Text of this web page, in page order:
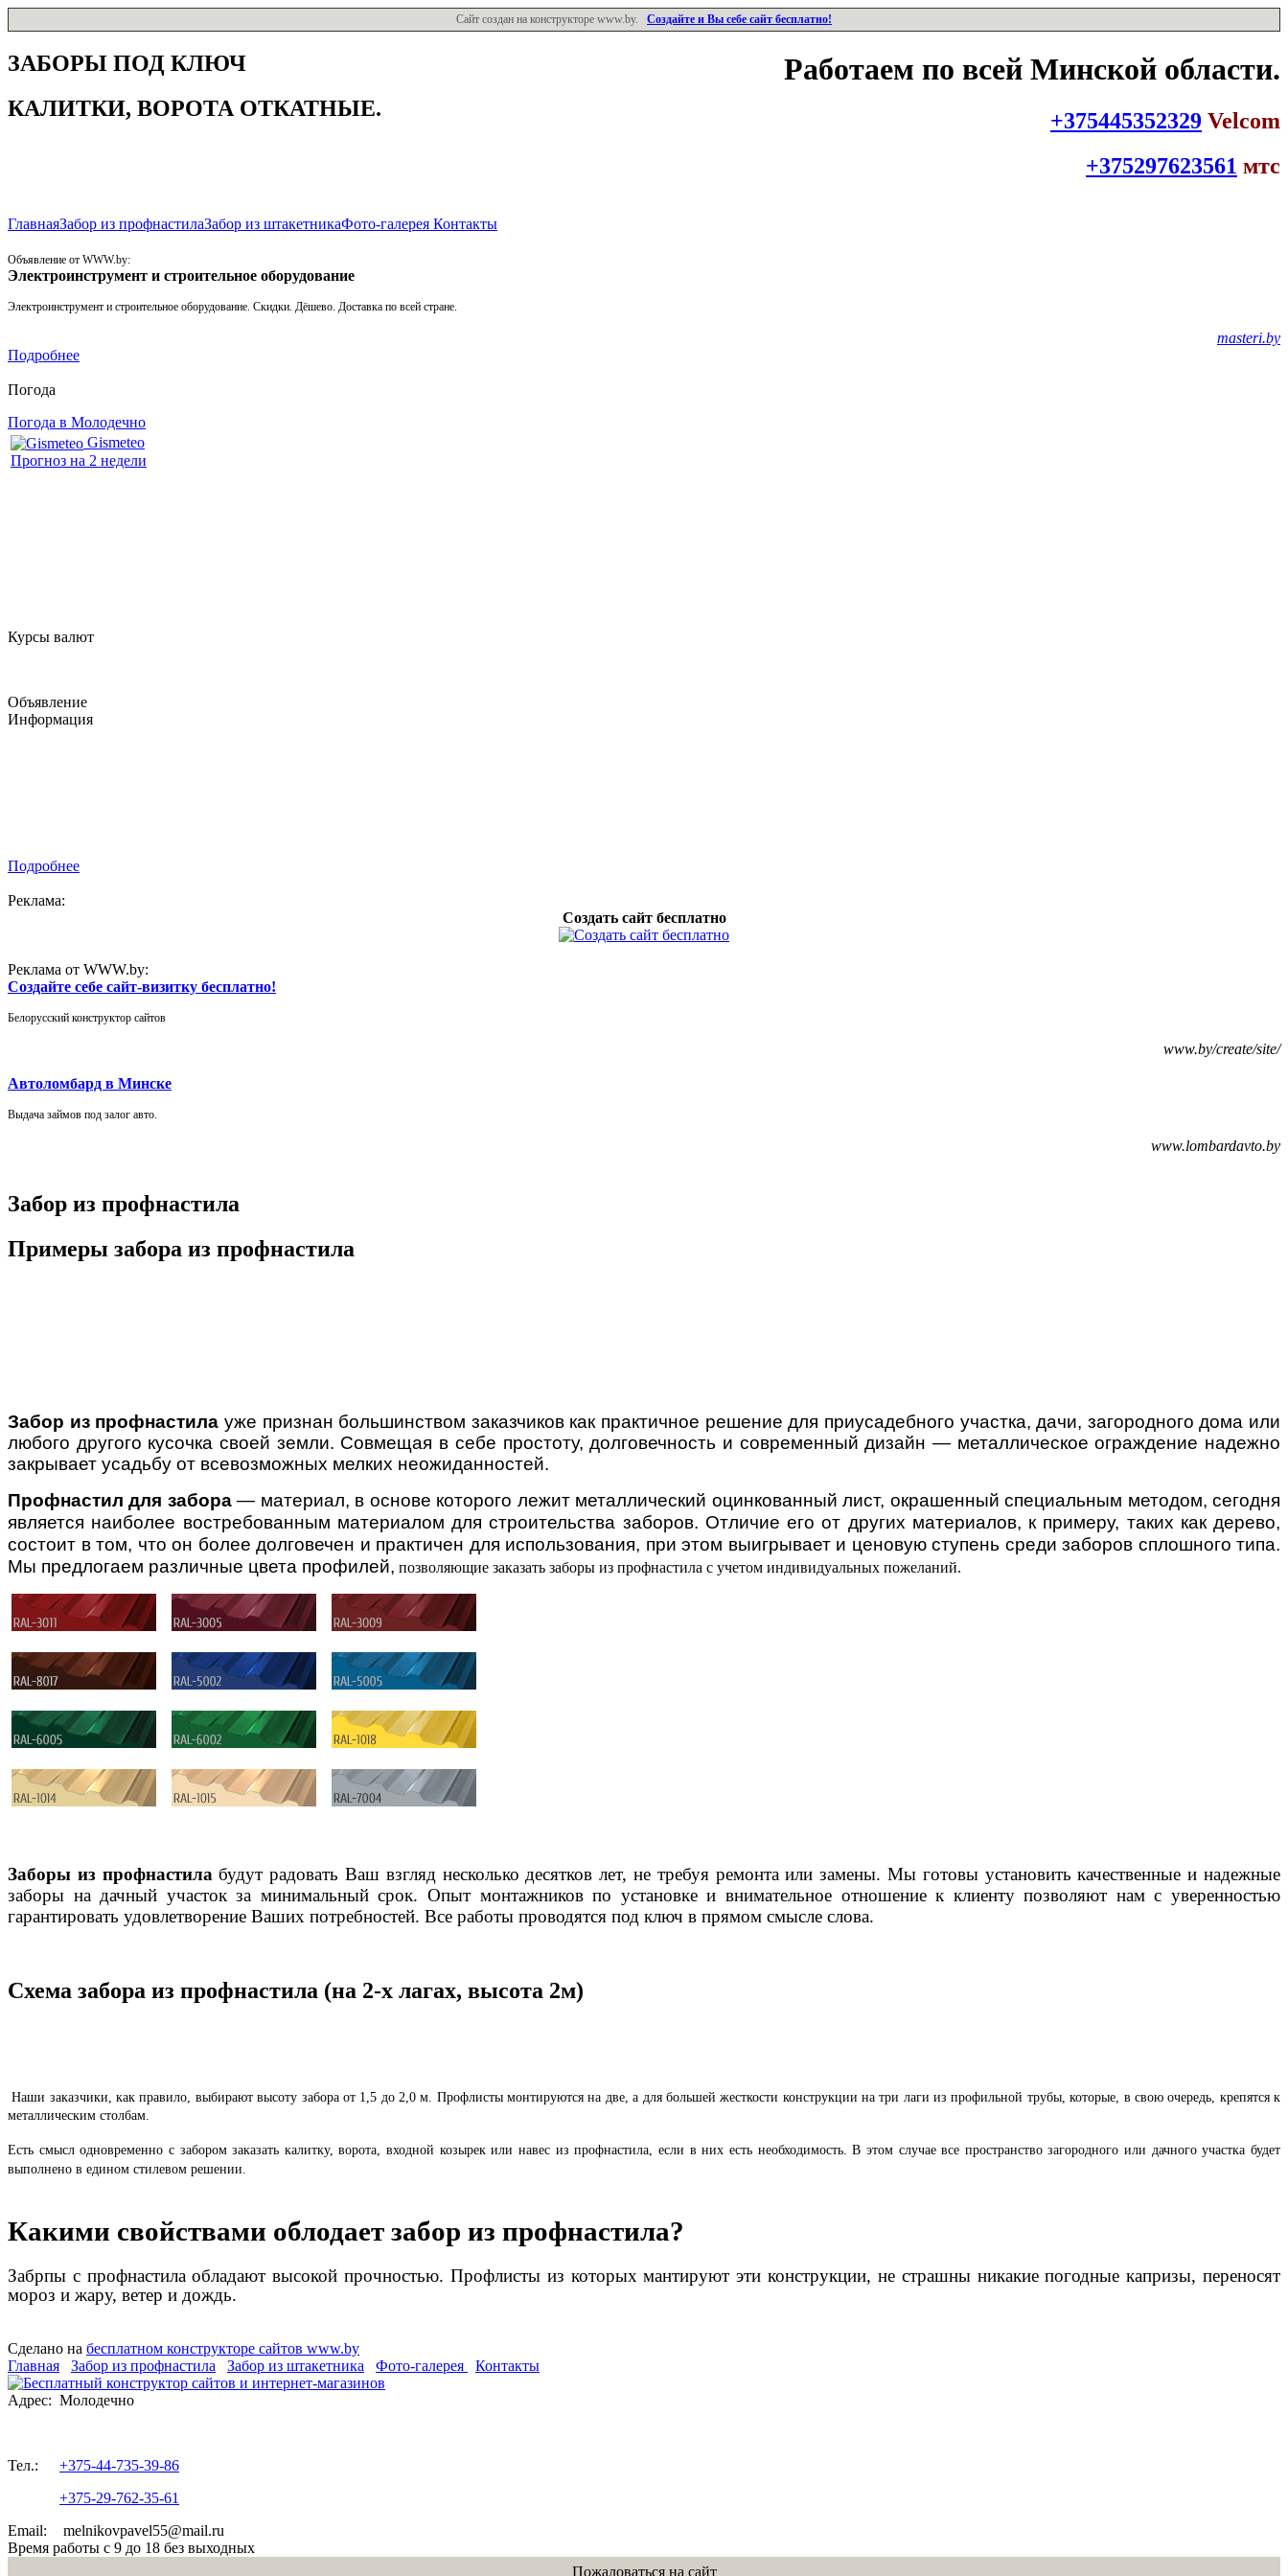
Сайт создан на конструкторе www.by. Создайте и Вы себе сайт бесплатно!
ЗАБОРЫ ПОД КЛЮЧ
КАЛИТКИ, ВОРОТА ОТКАТНЫЕ.
Работаем по всей Минской области.
+375445352329 Velcom
+375297623561 мтс
ГлавнаяЗабор из профнастилаЗабор из штакетникаФото-галерея Контакты
Объявление от WWW.by:
Электроинструмент и строительное оборудование
Электроинструмент и строительное оборудование. Скидки. Дёшево. Доставка по всей стране.
masteri.by
Подробнее
Погода
Погода в Молодечно
Gismeteo
Прогноз на 2 недели
Курсы валют
Объявление
Информация
Подробнее
Реклама:
Создать сайт бесплатно
Реклама от WWW.by:
Создайте себе сайт-визитку бесплатно!
Белорусский конструктор сайтов
www.by/create/site/
Автоломбард в Минске
Выдача займов под залог авто.
www.lombardavto.by
Забор из профнастила
Примеры забора из профнастила
Забор из профнастила уже признан большинством заказчиков как практичное решение для приусадебного участка, дачи, загородного дома или
любого другого кусочка своей земли. Совмещая в себе простоту, долговечность и современный дизайн — металлическое ограждение надежно
закрывает усадьбу от всевозможных мелких неожиданностей.
Профнастил для забора— материал, в основе которого лежит металлический оцинкованный лист, окрашенный специальным методом, сегодня
является наиболее востребованным материалом для строительства заборов. Отличие его от других материалов, к примеру, таких как дерево,
состоит в том, что он более долговечен и практичен для использования, при этом выигрывает и ценовую ступень среди заборов сплошного типа.
Мы предлогаем различные цвета профилей, позволяющие заказать заборы из профнастила с учетом индивидуальных пожеланий.
Заборы из профнастила будут радовать Ваш взгляд несколько десятков лет, не требуя ремонта или замены. Мы готовы установить качественные и надежные
заборы на дачный участок за минимальный срок. Опыт монтажников по установке и внимательное отношение к клиенту позволяют нам с уверенностью
гарантировать удовлетворение Ваших потребностей. Все работы проводятся под ключ в прямом смысле слова.
Схема забора из профнастила (на 2-х лагах, высота 2м)
Наши заказчики, как правило, выбирают высоту забора от 1,5 до 2,0 м. Профлисты монтируются на две, а для большей жесткости конструкции на три лаги из профильной трубы, которые, в свою очередь, крепятся к
металлическим столбам.
Есть смысл одновременно с забором заказать калитку, ворота, входной козырек или навес из профнастила, если в них есть необходимость. В этом случае все пространство загородного или дачного участка будет
выполнено в едином стилевом решении.
Какими свойствами облодает забор из профнастила?
Забрпы с профнастила обладают высокой прочностью. Профлисты из которых мантируют эти конструкции, не страшны никакие погодные капризы, переносят
мороз и жару, ветер и дождь.
Сделано на бесплатном конструкторе сайтов www.by
Главная
Забор из профнастила Забор из штакетника Фото-галерея Контакты
Адрес: Молодечно
Тел.:
+375-44-735-39-86
+375-29-762-35-61
Email:
melnikovpavel55@mail.ru
Время работы с 9 до 18 без выходных
Пожаловаться на сайт